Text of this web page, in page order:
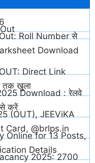
Roll Number से
Download
Direct Link
तक खुला
Download : रेलवे
से करें
(OUT), JEEViKA
Card, @brlps.in
Online for 13 Posts,
Details
2025: 2700